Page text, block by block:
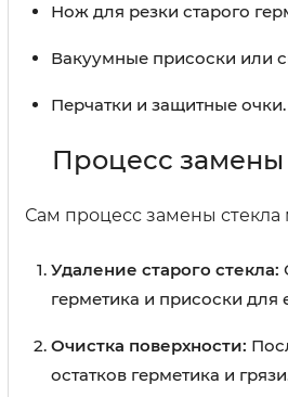
Нож для резки старого
Вакуумные присоски или
Перчатки и защитные очки.
Процесс замены
Сам процесс замены стекла
Удаление старого стекла:
герметика и присоски для
Очистка поверхности:
остатков герметика и